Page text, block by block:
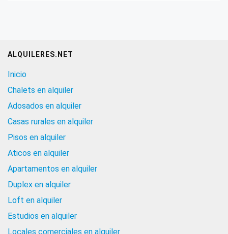
ALQUILERES.NET
Inicio
Chalets en alquiler
Adosados en alquiler
Casas rurales en alquiler
Pisos en alquiler
Aticos en alquiler
Apartamentos en alquiler
Duplex en alquiler
Loft en alquiler
Estudios en alquiler
Locales comerciales en alquiler